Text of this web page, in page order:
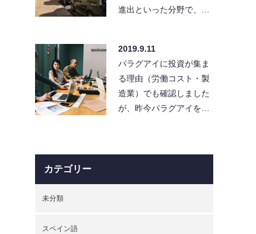
進出といった分野で、…
2019.9.11
パラグアイに投資が集ま
る理由（労働コスト・製
造業）でも確認しました
が、昨今パラグアイを…
カテゴリー
未分類
スペイン語